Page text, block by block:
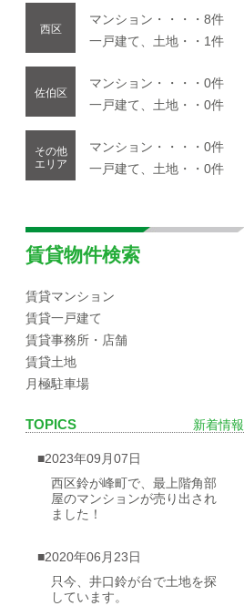
西区
マンション・・・・8件
一戸建て、土地・・1件
佐伯区
マンション・・・・0件
一戸建て、土地・・0件
その他
エリア
マンション・・・・0件
一戸建て、土地・・0件
賃貸物件検索
賃貸マンション
賃貸一戸建て
賃貸事務所・店舗
賃貸土地
月極駐車場
TOPICS 新着情報
■2023年09月07日
西区鈴が峰町で、最上階角部
屋のマンションが売り出され
ました！
■2020年06月23日
只今、井口鈴が台で土地を探
しています。